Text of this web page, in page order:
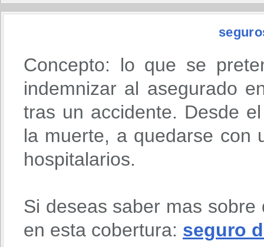
Concepto: lo que se
indemnizar al asegurado
tras un accidente. Desde
la muerte, a quedarse con
hospitalarios.
Si deseas saber mas
en esta cobertura: seguro